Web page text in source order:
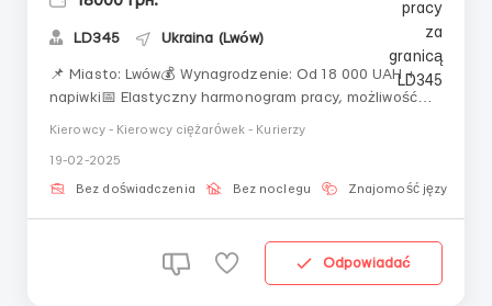
LD345 Ukraina (Lwów)
📌 Miasto: Lwów💰 Wynagrodzenie: Od 18 000 UAH +
napiwki📅 Elastyczny harmonogram pracy, możliwość
pracy w weekendyObowiązki:🔹 Dostarczanie zamówień
zamówienia🔹 Praca z gotówką oraz
terminalemWymagania:✔️ Odpowiedzialność,
Kierowcy - Kierowcy ciężarówek - Kurierzy
19-02-2025
Bez doświadczenia Bez noclegu Znajomość języka
Odpowiadać